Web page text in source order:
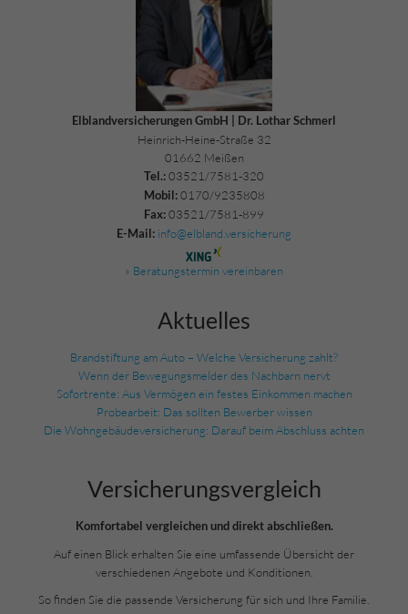
Elblandversicherungen GmbH | Dr. Lothar Schmerl
Heinrich-Heine-Straße 32
01662 Meißen
Tel.: 03521/7581-320
Mobil:0170/9235808
Fax: 03521/7581-899
E-Mail: info@elbland.versicherung
» Beratungstermin vereinbaren
Aktuelles
Brandstiftung am Auto – Welche Versicherung zahlt?
Wenn der Bewegungsmelder des Nachbarn nervt
Sofortrente: Aus Vermögen ein festes Einkommen machen
Probearbeit: Das sollten Bewerber wissen
Die Wohngebäudeversicherung: Darauf beim Abschluss achten
Versicherungs­vergleich
Komfortabel vergleichen und direkt abschließen.
Auf einen Blick erhalten Sie eine umfassende Übersicht der
verschiedenen Angebote und Konditionen.
So finden Sie die passende Versicherung für sich und Ihre Familie.